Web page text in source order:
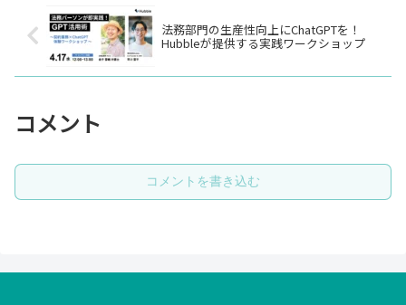
法務部門の生産性向上にChatGPTを！
Hubbleが提供する実践ワークショップ
コメント
コメントを書き込む